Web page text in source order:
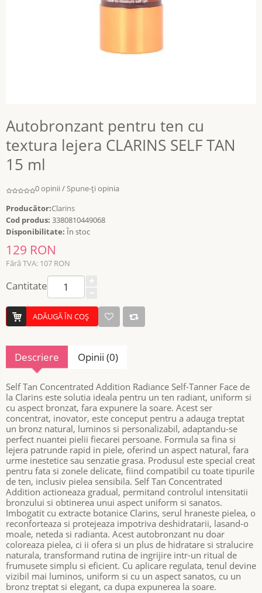
Autobronzant pentru ten cu
textura lejera CLARINS SELF TAN
15 ml
0 opinii /Spune-ţi opinia
Producător:Clarins
Cod produs: 3380810449068
Disponibilitate: În stoc
129 RON
Fără TVA: 107 RON
Cantitate
ADĂUGĂ ÎN COŞ
Descriere Opinii (0)
Self Tan Concentrated Addition Radiance Self-Tanner Face de
la Clarins este solutia ideala pentru un ten radiant, uniform si
cu aspect bronzat, fara expunere la soare. Acest ser
concentrat, inovator, este conceput pentru a adauga treptat
un bronz natural, luminos si personalizabil, adaptandu-se
perfect nuantei pielii fiecarei persoane. Formula sa fina si
lejera patrunde rapid in piele, oferind un aspect natural, fara
urme inestetice sau senzatie grasa. Produsul este special creat
pentru fata si zonele delicate, fiind compatibil cu toate tipurile
de ten, inclusiv pielea sensibila. Self Tan Concentrated
Addition actioneaza gradual, permitand controlul intensitatii
bronzului si obtinerea unui aspect uniform si sanatos.
Imbogatit cu extracte botanice Clarins, serul hraneste pielea, o
reconforteaza si protejeaza impotriva deshidratarii, lasand-o
moale, neteda si radianta. Acest autobronzant nu doar
coloreaza pielea, ci ii ofera si un plus de hidratare si stralucire
naturala, transformand rutina de ingrijire intr-un ritual de
frumusete simplu si eficient. Cu aplicare regulata, tenul devine
vizibil mai luminos, uniform si cu un aspect sanatos, cu un
bronz treptat si elegant, ca dupa expunerea la soare.